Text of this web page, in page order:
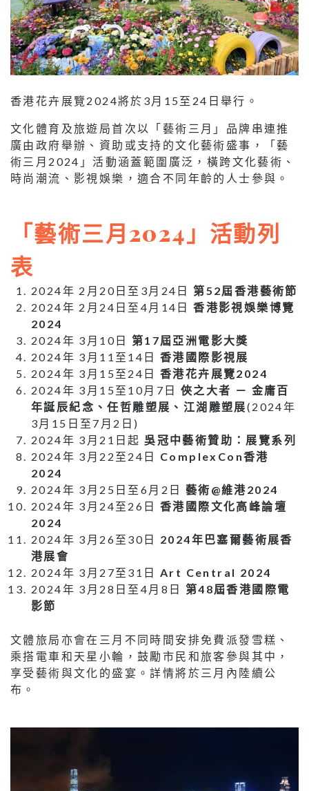
香港花卉展覽2024將於3月15至24日舉行。
文化體育及旅遊局首次以「藝術三月」品牌串連推
廣由政府舉辦、資助或支持的文化藝術盛事，「藝
術三月2024」活動涵蓋範圍廣泛，橫跨文化藝術、
時尚潮流、影視娛樂，適合不同年齡的人士參與。
「藝術三月2024」活動列
表
2024年 2月20日至3月24日第52屆香港藝術節
2024年 2月24日至4月14日香港影視娛樂博覽
2024
2024年 3月10日 第17屆亞洲電影大獎
2024年 3月11至14日 香港國際影視展
2024年 3月15至24日 香港花卉展覽2024
2024年 3月15至10月7日 俠之大者 － 金庸百
年誕辰紀念、任哲雕塑展、江湖雕塑展(2024年
3月15日至7月2日)
2024年 3月21日起 吳冠中藝術贊助：展覽系列
2024年 3月22至24日 ComplexCon香港
2024
2024年 3月25日至6月2日 藝術@維港2024
2024年 3月24至26日 香港國際文化高峰論壇
2024
2024年 3月26至30日 2024年巴塞爾藝術展香
港展會
2024年 3月27至31日 Art Central 2024
2024年 3月28日至4月8日 第48屆香港國際電
影節
文體旅局亦會在三月不同時間安排免費派發雪糕、
乘搭電車和天星小輪，鼓勵市民和旅客參與其中，
享受藝術與文化的盛宴。詳情將於三月內陸續公
布。